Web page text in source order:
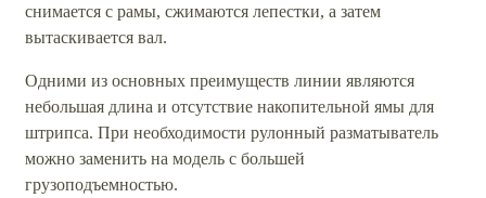
снимается с рамы, сжимаются лепестки, а затем
вытаскивается вал.
Одними из основных преимуществ линии являются
небольшая длина и отсутствие накопительной ямы для
штрипса. При необходимости рулонный разматыватель
можно заменить на модель с большей
грузоподъемностью.